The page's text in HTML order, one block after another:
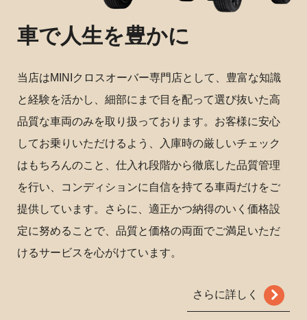
車で人生を豊かに
当店はMINIクロスオーバー専門店として、豊富な知識
と経験を活かし、細部にまで目を配って選び抜いた高
品質な車両のみを取り扱っております。お客様に安心
してお乗りいただけるよう、入庫時の厳しいチェック
はもちろんのこと、仕入れ段階から徹底した品質管理
を行い、コンディションに自信を持てる車両だけをご
提供しています。さらに、適正かつ納得のいく価格設
定に努めることで、品質と価格の両面でご満足いただ
けるサービスを心がけています。
さらに詳しく